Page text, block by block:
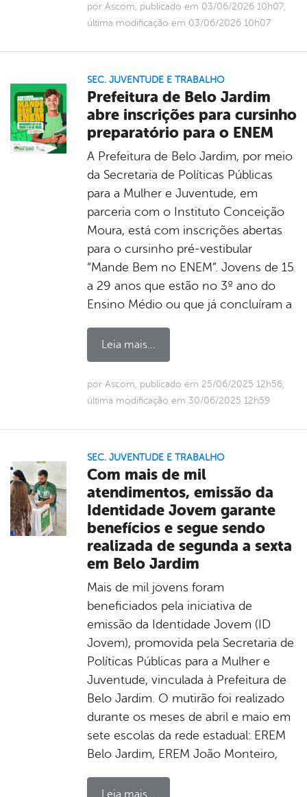
por Ascom, publicado em 03/06/2026 10h07,
última modificação em 03/06/2026 10h07
SEC. JUVENTUDE E TRABALHO
Prefeitura de Belo Jardim
abre inscrições para cursinho
preparatório para o ENEM
A Prefeitura de Belo Jardim, por meio
da Secretaria de Políticas Públicas
para a Mulher e Juventude, em
parceria com o Instituto Conceição
Moura, está com inscrições abertas
para o cursinho pré-vestibular
“Mande Bem no ENEM”. Jovens de 15
a 29 anos que estão no 3º ano do
Ensino Médio ou que já concluíram a
Leia mais...
por Ascom, publicado em 25/06/2025 12h56,
última modificação em 30/06/2025 12h59
SEC. JUVENTUDE E TRABALHO
Com mais de mil
atendimentos, emissão da
Identidade Jovem garante
benefícios e segue sendo
realizada de segunda a sexta
em Belo Jardim
Mais de mil jovens foram
beneficiados pela iniciativa de
emissão da Identidade Jovem (ID
Jovem), promovida pela Secretaria de
Políticas Públicas para a Mulher e
Juventude, vinculada à Prefeitura de
Belo Jardim. O mutirão foi realizado
durante os meses de abril e maio em
sete escolas da rede estadual: EREM
Belo Jardim, EREM João Monteiro,
Leia mais...